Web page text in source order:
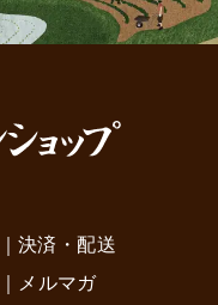
決済・配送
メルマガ